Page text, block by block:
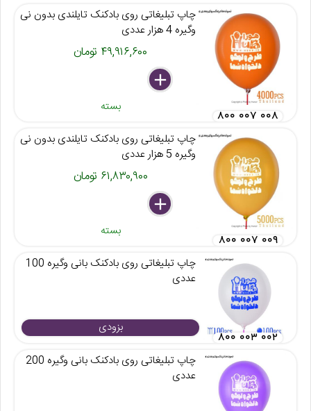
چاپ تبلیغاتی روی بادکنک تایلندی بدون نی
وگیره 4 هزار عددی
۴۹,۹۱۶,۶۰۰ تومان
delete
remove
add
بسته
۸۰۰ ۰۰۷ ۰۰۸
چاپ تبلیغاتی روی بادکنک تایلندی بدون نی
وگیره 5 هزار عددی
۶۱,۸۳۰,۹۰۰ تومان
delete
remove
add
بسته
۸۰۰ ۰۰۷ ۰۰۹
چاپ تبلیغاتی روی بادکنک بانی وگیره 100
عددی
بزودی
۸۰۰ ۰۰۳ ۰۰۲
چاپ تبلیغاتی روی بادکنک بانی وگیره 200
عددی